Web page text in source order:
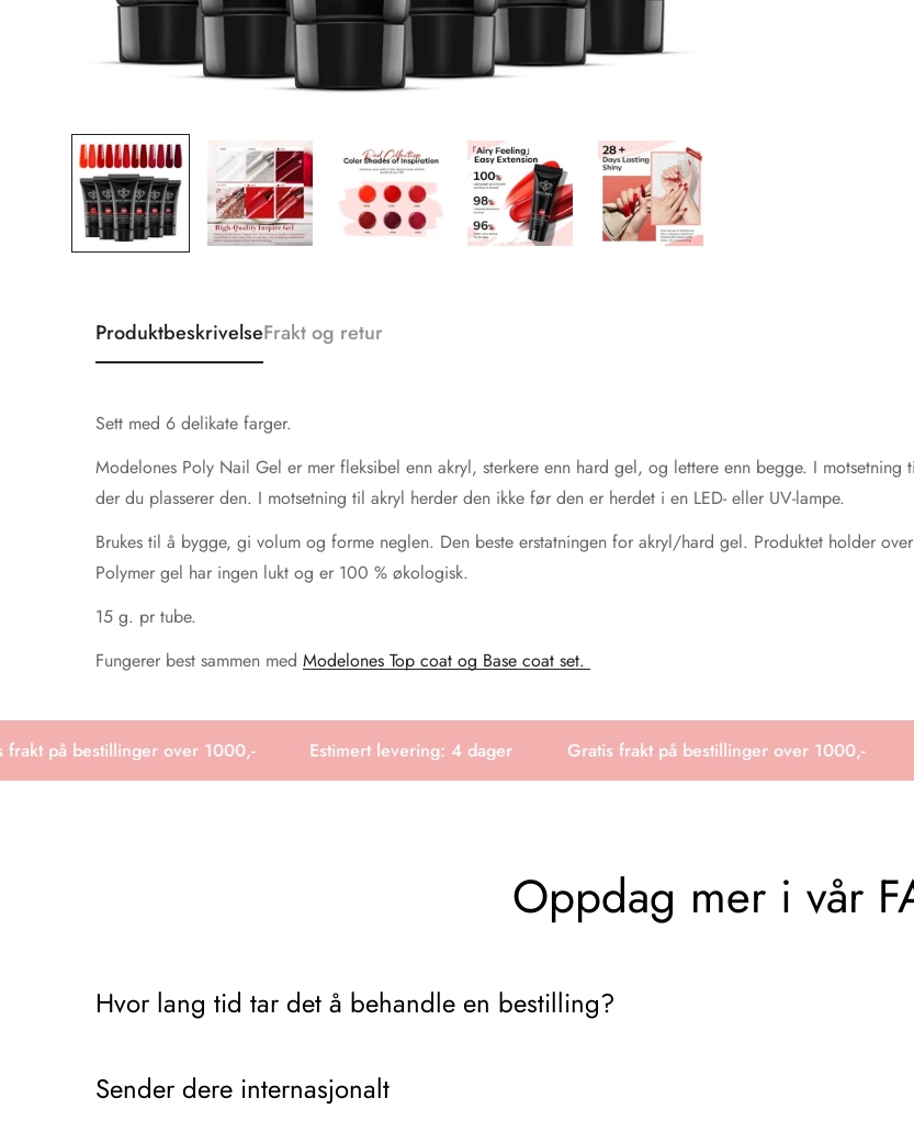
ProduktbeskrivelseFrakt og retur
Sett med 6 delikate farger.
Modelones Poly Nail Gel er mer fleksibel enn akryl, sterkere enn hard gel, og lettere enn begge. I
der du plasserer den. I motsetning til akryl herder den ikke før den er herdet i en LED- eller UV-lampe.
Brukes til å bygge, gi volum og forme neglen. Den beste erstatningen for akryl/hard gel. Produktet holder
Polymer gel har ingen lukt og er 100 % økologisk.
15 g. pr tube.
Fungerer best sammen med Modelones Top coat og Base coat set.
på bestillinger over 1000,- Estimert levering: 4 dager Gratis frakt på bestillinger over 1000,-
Oppdag mer i vår
Hvor lang tid tar det å behandle en bestilling?
Sender dere internasjonalt